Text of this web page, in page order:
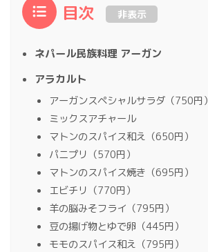
目次 非表示
ネパール民族料理 アーガン
アラカルト
アーガンスペシャルサラダ（750円）
ミックスアチャール
マトンのスパイス和え（650円）
パニプリ（570円）
マトンのスパイス焼き（695円）
エビチリ（770円）
羊の脳みそフライ（795円）
豆の揚げ物とゆで卵（445円）
モモのスパイス和え（795円）